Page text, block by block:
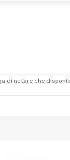
di notare che